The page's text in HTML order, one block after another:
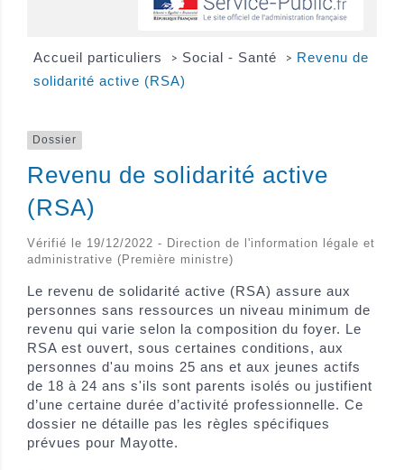
Accueil particuliers > Social - Santé > Revenu de
solidarité active (RSA)
Dossier
Revenu de solidarité active
(RSA)
Vérifié le 19/12/2022 - Direction de l'information légale et
administrative (Première ministre)
Le revenu de solidarité active (RSA) assure aux
personnes sans ressources un niveau minimum de
revenu qui varie selon la composition du foyer. Le
RSA est ouvert, sous certaines conditions, aux
personnes d'au moins 25 ans et aux jeunes actifs
de 18 à 24 ans s'ils sont parents isolés ou justifient
d’une certaine durée d’activité professionnelle. Ce
dossier ne détaille pas les règles spécifiques
prévues pour Mayotte.